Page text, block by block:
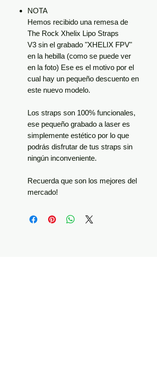
NOTA
Hemos recibido una remesa de
The Rock Xhelix Lipo Straps
V3 sin el grabado "XHELIX FPV"
en la hebilla (como se puede ver
en la foto) Ese es el motivo por el
cual hay un pequeño descuento en
este nuevo modelo.
Los straps son 100% funcionales,
ese pequeño grabado a laser es
simplemente estético por lo que
podrás disfrutar de tus straps sin
ningún inconveniente.
Recuerda que son los mejores del
mercado!